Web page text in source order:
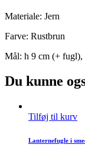
Materiale: Jern
Farve: Rustbrun
Mål: h 9 cm (+ fugl),
Du kunne
Tilføj til kurv
Lanternefugle i